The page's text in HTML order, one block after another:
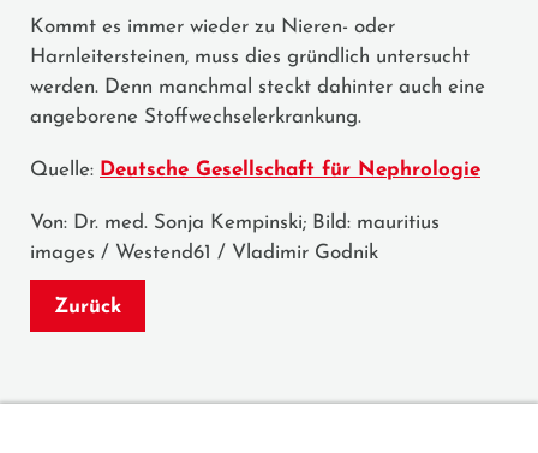
Kommt es immer wieder zu Nieren- oder
Harnleitersteinen, muss dies gründlich untersucht
werden. Denn manchmal steckt dahinter auch eine
angeborene Stoffwechselerkrankung.
Quelle: Deutsche Gesellschaft für Nephrologie
Von: Dr. med. Sonja Kempinski; Bild: mauritius
images / Westend61 / Vladimir Godnik
Zurück